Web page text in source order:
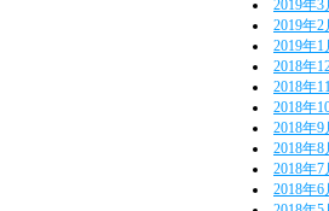
2019年3
2019年2
2019年1
2018年
2018年
2018年
2018年9
2018年8
2018年7
2018年6